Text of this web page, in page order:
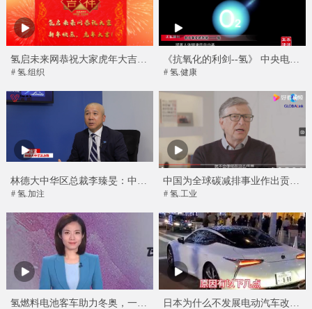
氢启未来网恭祝大家虎年大吉、
新年快乐！
# 氢.组织
《抗氧化的利剑--氢》 中央电视
台发现之旅播出的科普纪录片
# 氢.健康
林德大中华区总裁李臻旻：中国
能最快突破氢气商业化瓶颈
# 氢.加注
中国为全球碳减排事业作出贡献
——访微软创始人比尔·盖茨
# 氢.工业
氢燃料电池客车助力冬奥，一次
日本为什么不发展电动汽车改钻